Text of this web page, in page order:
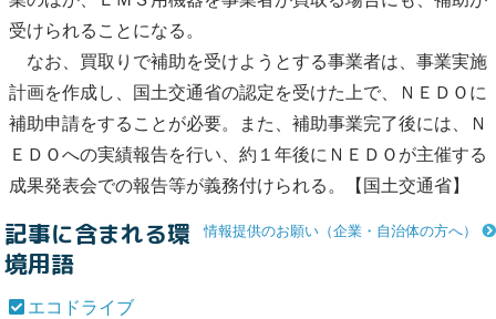
受けられることになる。
なお、買取りで補助を受けようとする事業者は、事業実施
計画を作成し、国土交通省の認定を受けた上で、ＮＥＤＯに
補助申請をすることが必要。また、補助事業完了後には、Ｎ
ＥＤＯへの実績報告を行い、約１年後にＮＥＤＯが主催する
成果発表会での報告等が義務付けられる。【国土交通省】
情報提供のお願い（企業・自治体の方へ）
記事に含まれる環
境用語
エコドライブ